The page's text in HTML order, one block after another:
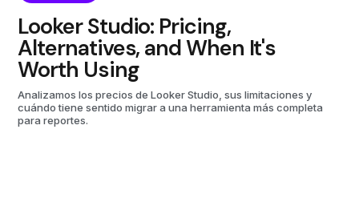
Looker Studio: Pricing,
Alternatives, and When It's
Worth Using
Analizamos los precios de Looker Studio, sus limitaciones y
cuándo tiene sentido migrar a una herramienta más completa
para reportes.